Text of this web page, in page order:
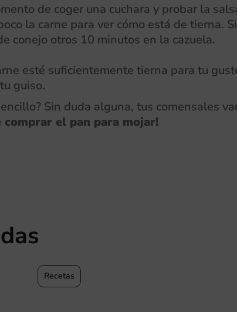
de coger una cuchara y probar la
la carne para ver cómo está de tierna.
conejo otros 10 minutos en la cazuela.
esté suficientemente tierna para tu
guiso.
Sin duda alguna, tus comensales
comprar el pan para mojar!
Recetas